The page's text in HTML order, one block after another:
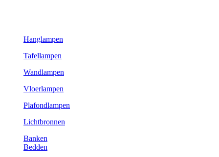
Hanglampen
Tafellampen
Wandlampen
Vloerlampen
Plafondlampen
Lichtbronnen
Banken
Bedden